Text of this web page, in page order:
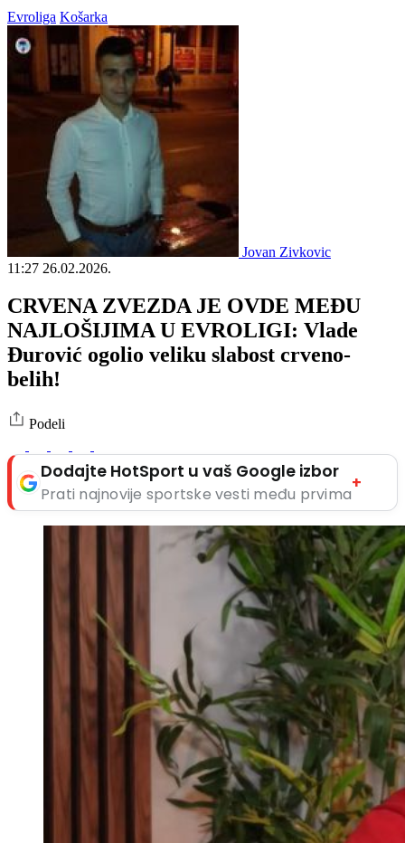
Evroliga Košarka
Jovan Zivkovic
11:27 26.02.2026.
CRVENA ZVEZDA JE OVDE MEĐU
NAJLOŠIJIMA U EVROLIGI: Vlade
Đurović ogolio veliku slabost crveno-
belih!
Podeli
Dodajte HotSport u vaš Google izbor
Prati najnovije sportske vesti među prvima
+